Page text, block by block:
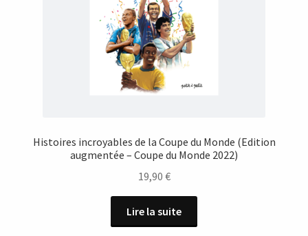
Histoires incroyables de la Coupe du Monde (Edition
augmentée – Coupe du Monde 2022)
19,90 €
Lire la suite